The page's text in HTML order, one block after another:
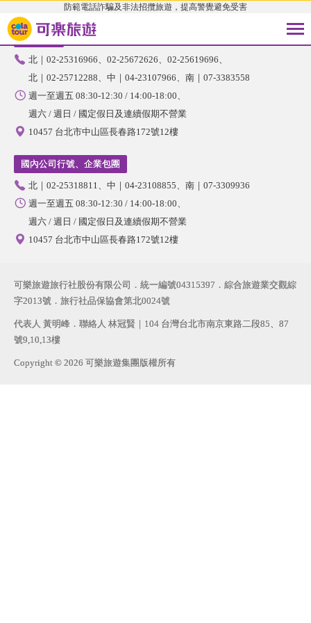
防範電話詐騙及非法招攬旅遊，提高警覺避免受害
國內旅遊
北｜02-25316966 02-25672626
02-25619696
北｜02-25712288
中｜04-23107966
南｜07-3383558
週一至週五 08:30-12:30 / 14:00-18:00
週六 / 週日 / 國定假日及連續假期不營業
10457 台北市中山區長春路172號12樓
國內公司行號、企業包團
北｜02-25318811 中｜04-23108855
南｜07-3309936
週一至週五 08:30-12:30 / 14:00-18:00
週六 / 週日 / 國定假日及連續假期不營業
10457 台北市中山區長春路172號12樓
可樂旅遊旅行社股份有限公司．統一編號04315397．綜合旅遊業交觀綜
字2013號．旅行社品保協會第北0024號
代表人 黃明峰．聯絡人 林冠賢｜104 台灣台北市南京東路二段85、87
號9,10,13樓
Copyright © 2026 可樂旅遊集團版權所有